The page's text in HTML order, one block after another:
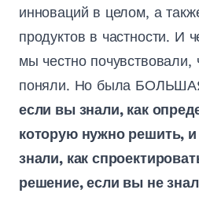
инноваций в целом, а
продуктов в частности. И
мы честно почувствовали,
поняли. Но была
если вы знали, как
которую нужно решить,
знали, как
решение, если вы не